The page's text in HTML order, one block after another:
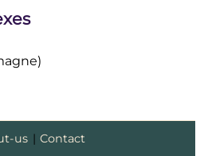
Generalfeldmarschall
d’être capturé par
chez les
us | Contact